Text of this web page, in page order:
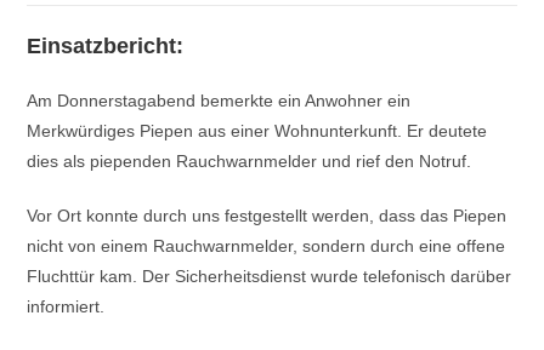
Einsatzbericht:
Am Donnerstagabend bemerkte ein Anwohner ein
Merkwürdiges Piepen aus einer Wohnunterkunft. Er deutete
dies als piependen Rauchwarnmelder und rief den Notruf.
Vor Ort konnte durch uns festgestellt werden, dass das Piepen
nicht von einem Rauchwarnmelder, sondern durch eine offene
Fluchttür kam. Der Sicherheitsdienst wurde telefonisch darüber
informiert.